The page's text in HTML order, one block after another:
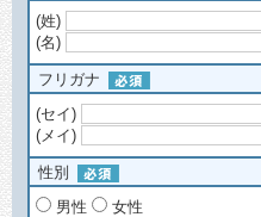
(姓)
(名)
フリガナ
(セイ)
(メイ)
性別
男性
女性